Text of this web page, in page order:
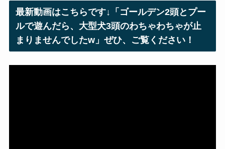
ス
最新動画はこちらです↓「ゴールデン2頭とプー
ルで遊んだら、大型犬3頭のわちゃわちゃが止
まりませんでしたw」ぜひ、ご覧ください！